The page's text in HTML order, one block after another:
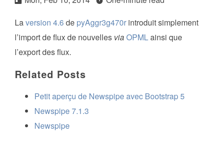
Laversion 4.6de pyAggr3g470r introduit simplement
l’import de flux de nouvelles viaOPMLainsi que
l’export des flux.
Related Posts
Petit aperçu de Newspipe avec Bootstrap 5
Newspipe 7.1.3
Newspipe